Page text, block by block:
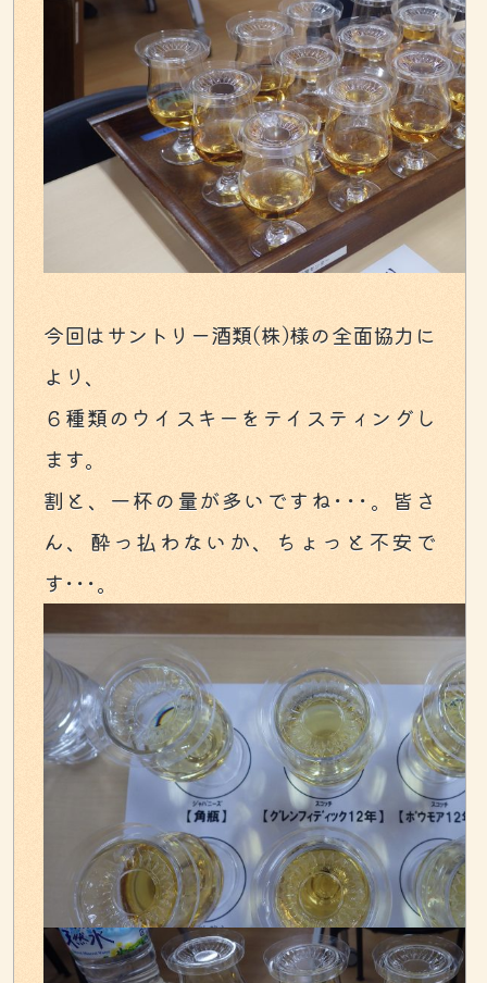
今回はサントリー酒類(株)様の全面協力に
より、
６種類のウイスキーをテイスティングし
ます。
割と、一杯の量が多いですね･･･。皆さ
ん、酔っ払わないか、ちょっと不安で
す･･･。